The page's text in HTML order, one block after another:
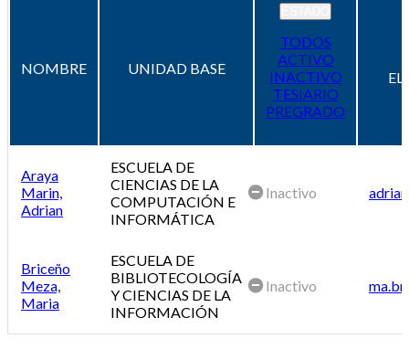
NOMBRE UNIDAD BASE
TODOS
ACTIVO
INACTIVO
TESIARIO
PREGRADO
Araya
Marin,
Adrian
ESCUELA DE
CIENCIAS DE LA
COMPUTACIÓN E
INFORMÁTICA
Inactivo
Briceño
Meza,
Maria
ESCUELA DE
BIBLIOTECOLOGÍA
Y CIENCIAS DE LA
INFORMACIÓN
Inactivo